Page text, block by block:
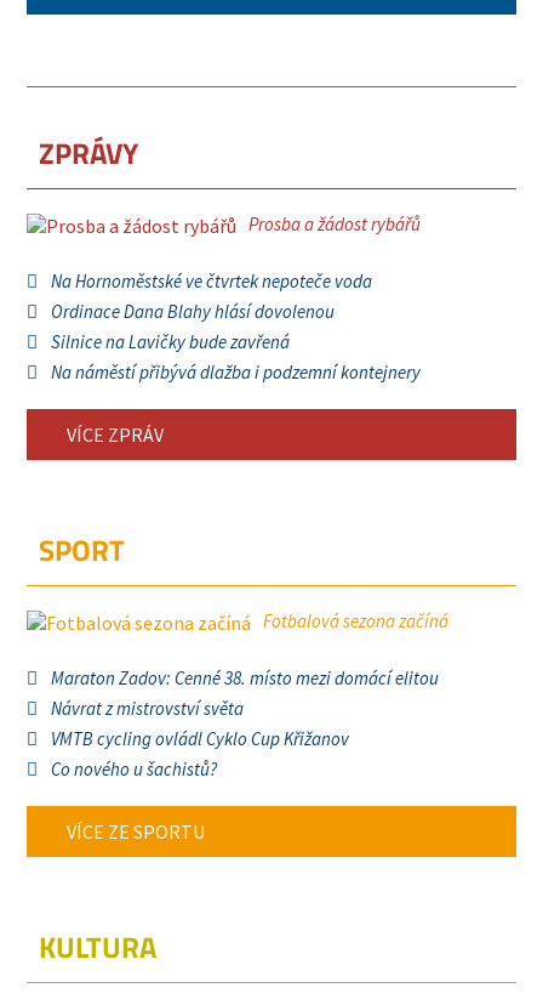
ZPRÁVY
Prosba a žádost rybářů
Na Hornoměstské ve čtvrtek nepoteče voda
Ordinace Dana Blahy hlásí dovolenou
Silnice na Lavičky bude zavřená
Na náměstí přibývá dlažba i podzemní kontejnery
VÍCE ZPRÁV
SPORT
Fotbalová sezona začíná
Maraton Zadov: Cenné 38. místo mezi domácí elitou
Návrat z mistrovství světa
VMTB cycling ovládl Cyklo Cup Křižanov
Co nového u šachistů?
VÍCE ZE SPORTU
KULTURA